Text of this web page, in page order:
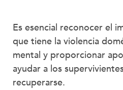
Es esencial reconocer el
que tiene la violencia
mental y proporcionar
ayudar a los
recuperarse.